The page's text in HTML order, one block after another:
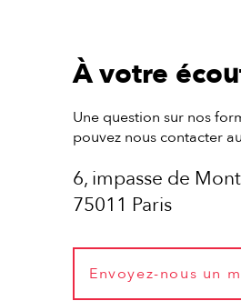
À votre
Une question sur nos
pouvez nous contacter
6, impasse de
75011 Paris
Envoyez-nous un